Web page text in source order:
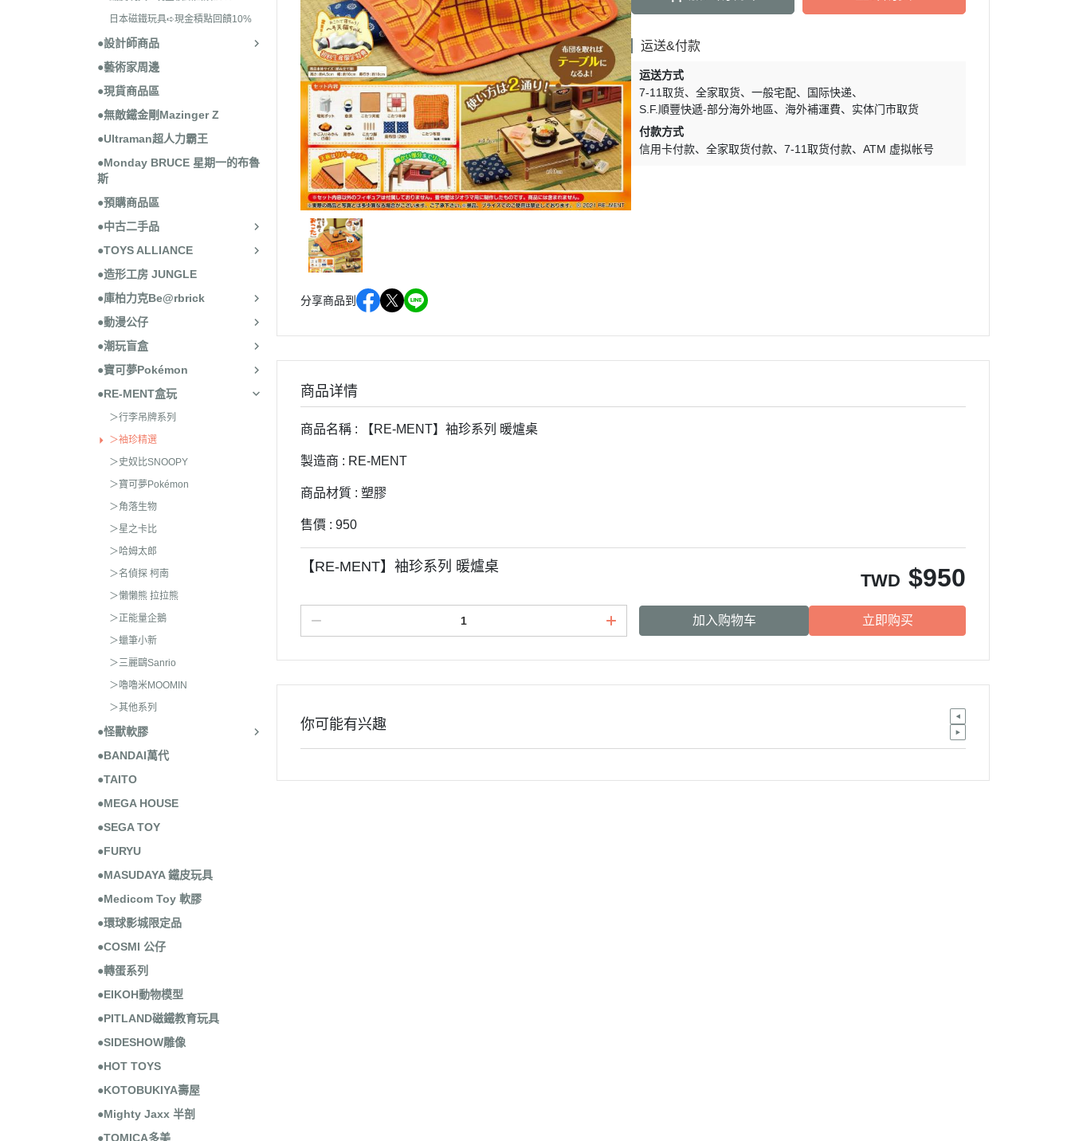
＞火影忍者
＞初音未來
＞一拳超人
＞數碼寶貝
＞超人力霸王
＞假面騎士
＞我的英雄學院
＞Re:從零開始的異世界生活
＞三麗鷗Sanrio
＞嚕嚕米MOOMIN
＞其他系列
日本磁鐵玩具➪現金積點回饋10%
●設計師商品
●藝術家周邊
●現貨商品區
●無敵鐵金剛Mazinger Z
●Ultraman超人力霸王
●Monday BRUCE 星期一的布魯
斯
●預購商品區
●中古二手品
●TOYS ALLIANCE
●造形工房 JUNGLE
●庫柏力克Be@rbrick
●動漫公仔
●潮玩盲盒
●寶可夢Pokémon
●RE-MENT盒玩
＞行李吊牌系列
＞袖珍精選
＞史奴比SNOOPY
＞寶可夢Pokémon
＞角落生物
＞星之卡比
＞哈姆太郎
＞名偵探 柯南
＞懶懶熊 拉拉熊
＞正能量企鵝
＞蠟筆小新
＞三麗鷗Sanrio
＞嚕嚕米MOOMIN
＞其他系列
●怪獸軟膠
●BANDAI萬代
●TAITO
●MEGA HOUSE
●SEGA TOY
●FURYU
●MASUDAYA 鐵皮玩具
●Medicom Toy 軟膠
●環球影城限定品
●COSMI 公仔
●轉蛋系列
●EIKOH動物模型
●PITLAND磁鐵教育玩具
●SIDESHOW雕像
●HOT TOYS
●KOTOBUKIYA壽屋
●Mighty Jaxx 半剖
●TOMICA多美
分享商品到
运送&付款
运送方式
7-11取货
全家取货 一般宅配
国际快递
S.F.順豐快遞-部分海外地區
海外補運費
实体门市取货
付款方式
信用卡付款
全家取货付款 7-11取货付款 ATM 虚拟帐号
商品详情
商品名稱 : 【RE-MENT】袖珍系列 暖爐桌
製造商 : RE-MENT
商品材質 : 塑膠
售價 : 950
【RE-MENT】袖珍系列 暖爐桌
TWD $950
加入购物车 立即购买
你可能有兴趣